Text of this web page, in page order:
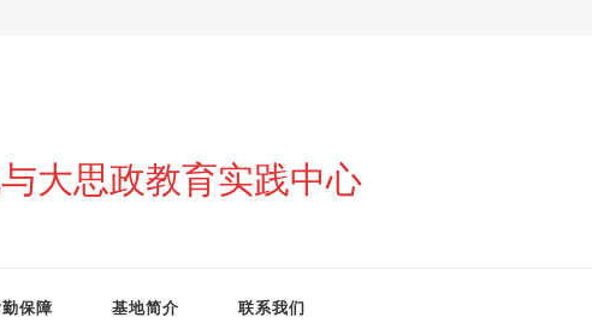
大思政教育实践中心
勤保障 基地简介 联系我们